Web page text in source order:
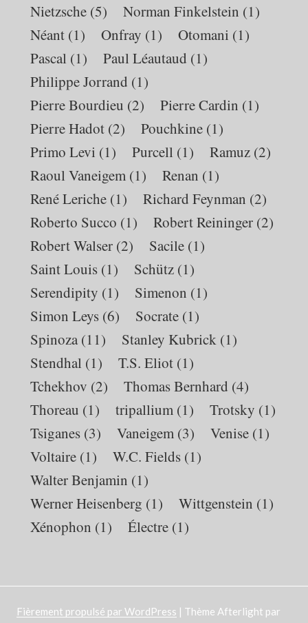
Nietzsche (5) Norman Finkelstein (1)
Néant (1) Onfray (1) Otomani (1)
Pascal (1) Paul Léautaud (1)
Philippe Jorrand (1)
Pierre Bourdieu (2) Pierre Cardin (1)
Pierre Hadot (2) Pouchkine (1)
Primo Levi (1) Purcell (1) Ramuz (2)
Raoul Vaneigem (1) Renan (1)
René Leriche (1) Richard Feynman (2)
Roberto Succo (1) Robert Reininger (2)
Robert Walser (2) Sacile (1)
Saint Louis (1) Schütz (1)
Serendipity (1) Simenon (1)
Simon Leys (6) Socrate (1)
Spinoza (11) Stanley Kubrick (1)
Stendhal (1) T.S. Eliot (1)
Tchekhov (2) Thomas Bernhard (4)
Thoreau (1) tripallium (1) Trotsky (1)
Tsiganes (3) Vaneigem (3) Venise (1)
Voltaire (1) W.C. Fields (1)
Walter Benjamin (1)
Werner Heisenberg (1) Wittgenstein (1)
Xénophon (1) Électre (1)
Fièrement propulsé par WordPress | Thème Afterlight par